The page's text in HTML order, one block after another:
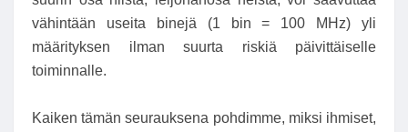
vähintään useita binejä (1 bin = 100 MHz) yli
määrityksen ilman suurta riskiä päivittäiselle
toiminnalle.
Kaiken tämän seurauksena pohdimme, miksi ihmiset,